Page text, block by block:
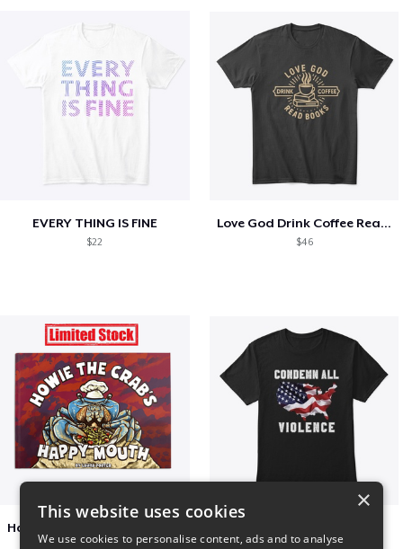
EVERY THING IS FINE
$22
Love God Drink Coffee Read Books
$46
×
This website uses cookies
We use cookies to personalise content, ads and to analyse